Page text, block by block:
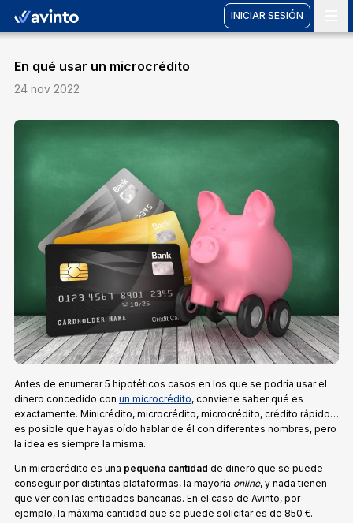
Vete a casa
INICIAR SESIÓN
En qué usar un microcrédito
24 nov 2022
Antes de enumerar 5 hipotéticos casos en los que se podría usar el
dinero concedido con un microcrédito, conviene saber qué es
exactamente. Minicrédito, microcrédito, microcrédito, crédito rápido…
es posible que hayas oído hablar de él con diferentes nombres, pero
la idea es siempre la misma.
Un microcrédito es una pequeña cantidad de dinero que se puede
conseguir por distintas plataformas, la mayoría online, y nada tienen
que ver con las entidades bancarias. En el caso de Avinto, por
ejemplo, la máxima cantidad que se puede solicitar es de 850 €.